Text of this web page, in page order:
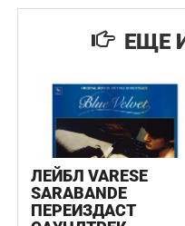
ЕЩЕ
ЛЕЙБЛ VARESE
SARABANDE
ПЕРЕИЗДАСТ